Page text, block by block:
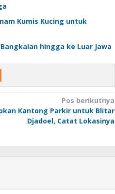
Kumis Kucing untuk
hingga ke Luar Jawa
Pos berikutnya
Kantong Parkir untuk Blitar
Djadoel, Catat Lokasinya